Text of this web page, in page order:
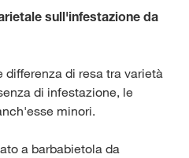
sull'infestazione da
differenza di resa tra varietà
di infestazione, le
minori.
a barbabietola da